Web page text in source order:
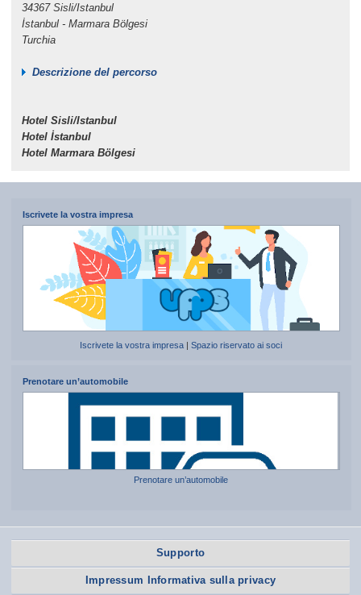
34367 Sisli/Istanbul
İstanbul - Marmara Bölgesi
Turchia
Descrizione del percorso
Hotel Sisli/Istanbul
Hotel İstanbul
Hotel Marmara Bölgesi
Iscrivete la vostra impresa
Iscrivete la vostra impresa |Spazio riservato ai soci
Prenotare un’automobile
Prenotare un’automobile
Supporto
Impressum Informativa sulla privacy